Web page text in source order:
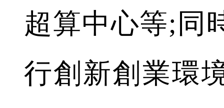
超算中心等;同
行創新創業環